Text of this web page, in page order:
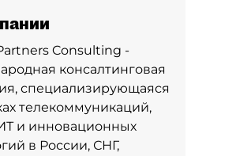
Consulting -
консалтинговая
специализирующаяся
телекоммуникаций,
и инновационных
в России, СНГ,